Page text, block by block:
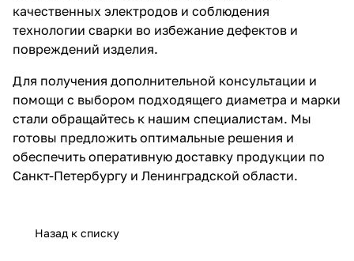
качественных электродов и соблюдения
технологии сварки во избежание дефектов и
повреждений изделия.
Для получения дополнительной консультации и
помощи с выбором подходящего диаметра и марки
стали обращайтесь к нашим специалистам. Мы
готовы предложить оптимальные решения и
обеспечить оперативную доставку продукции по
Санкт-Петербургу и Ленинградской области.
Назад к списку